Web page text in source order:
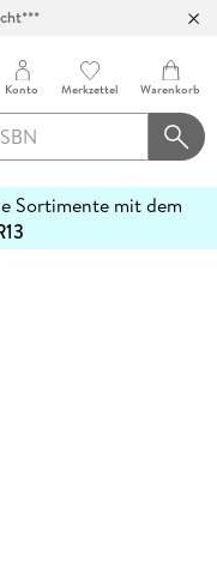
Konto Merkzettel Warenkorb
Sortimente mit dem